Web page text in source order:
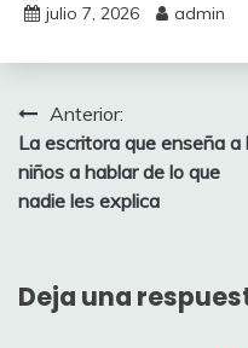
julio 7, 2026 admin
Navegación
de
entradas
Anterior:
La escritora que enseña a
niños a hablar de lo que
nadie les explica
Deja una